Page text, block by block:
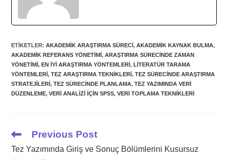
ETIKETLER:AKADEMIK ARAŞTIRMA SÜRECI, AKADEMIK KAYNAK BULMA,
AKADEMIK REFERANS YÖNETIMI, ARAŞTIRMA SÜRECINDE ZAMAN
YÖNETIMI, EN IYI ARAŞTIRMA YÖNTEMLERI, LITERATÜR TARAMA
YÖNTEMLERI, TEZ ARAŞTIRMA TEKNIKLERI, TEZ SÜRECINDE ARAŞTIRMA
STRATEJILERI, TEZ SÜRECINDE PLANLAMA, TEZ YAZIMINDA VERI
DÜZENLEME, VERI ANALIZI IÇIN SPSS, VERI TOPLAMA TEKNIKLERI
Read
articles
Previous Post
Tez Yazımında Giriş ve Sonuç Bölümlerini Kusursuz